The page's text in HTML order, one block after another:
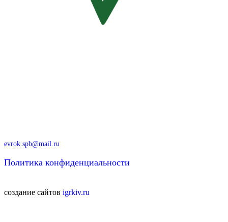
evrok.spb@mail.ru
Политика конфиденциальности
создание сайтов igrkiv.ru